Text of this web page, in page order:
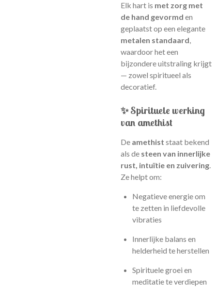
Elk hart is met zorg met
de hand gevormd en
geplaatst op een elegante
metalen standaard,
waardoor het een
bijzondere uitstraling krijgt
— zowel spiritueel als
decoratief.
✨ Spirituele werking
van amethist
De amethist staat bekend
als de steen van innerlijke
rust, intuïtie en zuivering.
Ze helpt om:
Negatieve energie om
te zetten in liefdevolle
vibraties
Innerlijke balans en
helderheid te herstellen
Spirituele groei en
meditatie te verdiepen